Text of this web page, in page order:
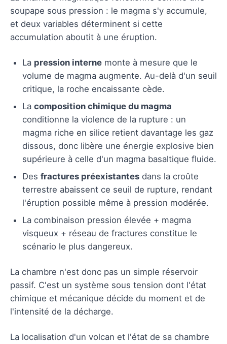
soupape sous pression : le magma s'y accumule,
et deux variables déterminent si cette
accumulation aboutit à une éruption.
La pression interne monte à mesure que le
volume de magma augmente. Au-delà d'un seuil
critique, la roche encaissante cède.
La composition chimique du magma
conditionne la violence de la rupture : un
magma riche en silice retient davantage les gaz
dissous, donc libère une énergie explosive bien
supérieure à celle d'un magma basaltique fluide.
Des fractures préexistantes dans la croûte
terrestre abaissent ce seuil de rupture, rendant
l'éruption possible même à pression modérée.
La combinaison pression élevée + magma
visqueux + réseau de fractures constitue le
scénario le plus dangereux.
La chambre n'est donc pas un simple réservoir
passif. C'est un système sous tension dont l'état
chimique et mécanique décide du moment et de
l'intensité de la décharge.
La localisation d'un volcan et l'état de sa chambre